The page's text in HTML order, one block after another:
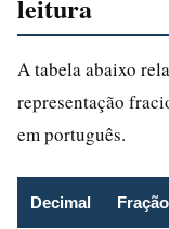
leitura
A tabela abaixo
representação
em português.
Decimal